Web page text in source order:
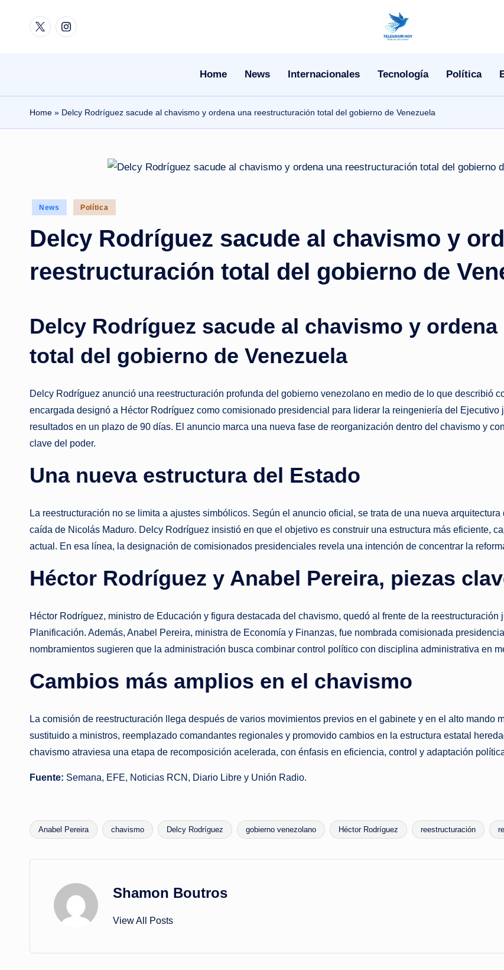
TwitterInstagram
N
i
e
|
N
c
a
s
a
n
s
a
n
t
e
Home News Internacionales Tecnología Política
Home » Delcy Rodríguez sacude al chavismo y ordena una reestructuración total del gobierno de Venezuela
Posted
News Política
Delcy Rodríguez sacude al chavismo y
reestructuración total del gobierno de
Delcy Rodríguez sacude al chavismo y
total del gobierno de Venezuela
Delcy Rodríguez anunció una reestructuración profunda del gobierno venezolano en medio de lo que describió
encargada designó a Héctor Rodríguez como comisionado presidencial para liderar la reingeniería del
resultados en un plazo de 90 días. El anuncio marca una nueva fase de reorganización dentro del chavismo y
clave del poder.
Una nueva estructura del Estado
La reestructuración no se limita a ajustes simbólicos. Según el anuncio oficial, se trata de una nueva
caída de Nicolás Maduro. Delcy Rodríguez insistió en que el objetivo es construir una estructura más eficiente,
actual. En esa línea, la designación de comisionados presidenciales revela una intención de concentrar la
Héctor Rodríguez y Anabel Pereira, piezas
Héctor Rodríguez, ministro de Educación y figura destacada del chavismo, quedó al frente de la
Planificación. Además, Anabel Pereira, ministra de Economía y Finanzas, fue nombrada comisionada
nombramientos sugieren que la administración busca combinar control político con disciplina administrativa en
Cambios más amplios en el chavismo
La comisión de reestructuración llega después de varios movimientos previos en el gabinete y en el alto mando
sustituido a ministros, reemplazado comandantes regionales y promovido cambios en la estructura estatal
chavismo atraviesa una etapa de recomposición acelerada, con énfasis en eficiencia, control y adaptación
Fuente: Semana, EFE, Noticias RCN, Diario Libre y Unión Radio.
Tags:
Anabel Pereira chavismo Delcy Rodríguez gobierno venezolano Héctor Rodríguez reestructuración
Shamon Boutros
View All Posts